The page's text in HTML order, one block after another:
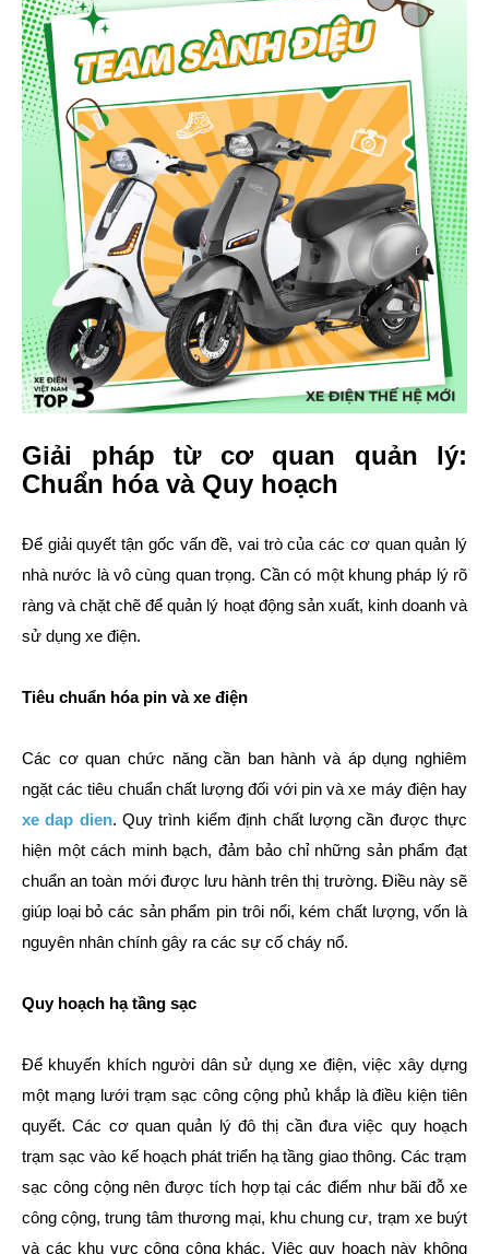
Giải pháp từ cơ quan quản lý:
Chuẩn hóa và Quy hoạch
Để giải quyết tận gốc vấn đề, vai trò của các cơ quan quản lý
nhà nước là vô cùng quan trọng. Cần có một khung pháp lý rõ
ràng và chặt chẽ để quản lý hoạt động sản xuất, kinh doanh và
sử dụng xe điện.
Tiêu chuẩn hóa pin và xe điện
Các cơ quan chức năng cần ban hành và áp dụng nghiêm
ngặt các tiêu chuẩn chất lượng đối với pin và xe máy điện hay
xe dap dien. Quy trình kiểm định chất lượng cần được thực
hiện một cách minh bạch, đảm bảo chỉ những sản phẩm đạt
chuẩn an toàn mới được lưu hành trên thị trường. Điều này sẽ
giúp loại bỏ các sản phẩm pin trôi nổi, kém chất lượng, vốn là
nguyên nhân chính gây ra các sự cố cháy nổ.
Quy hoạch hạ tầng sạc
Để khuyến khích người dân sử dụng xe điện, việc xây dựng
một mạng lưới trạm sạc công cộng phủ khắp là điều kiện tiên
quyết. Các cơ quan quản lý đô thị cần đưa việc quy hoạch
trạm sạc vào kế hoạch phát triển hạ tầng giao thông. Các trạm
sạc công cộng nên được tích hợp tại các điểm như bãi đỗ xe
công cộng, trung tâm thương mại, khu chung cư, trạm xe buýt
và các khu vực công cộng khác. Việc quy hoạch này không